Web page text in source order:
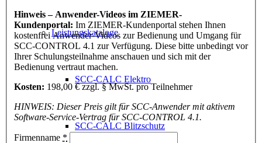
Leistungskataloge
SCC-CALC Elektro
SCC-CALC Blitzschutz
Hinweis – Anwender-Videos im ZIEMER-
Kundenportal: Im ZIEMER-Kundenportal stehen Ihnen
kostenfrei Anwender-Videos zur Bedienung und Umgang für
SCC-CONTROL 4.1 zur Verfügung. Diese bitte unbedingt vor
Ihrer Schulungsteilnahme anschauen und sich mit der
Bedienung vertraut machen.
Kosten: 198,00 € zzgl. § MwSt. pro Teilnehmer
HINWEIS: Dieser Preis gilt für SCC-Anwender mit aktivem
Software-Service-Vertrag für SCC-CONTROL 4.1.
Firmenname *